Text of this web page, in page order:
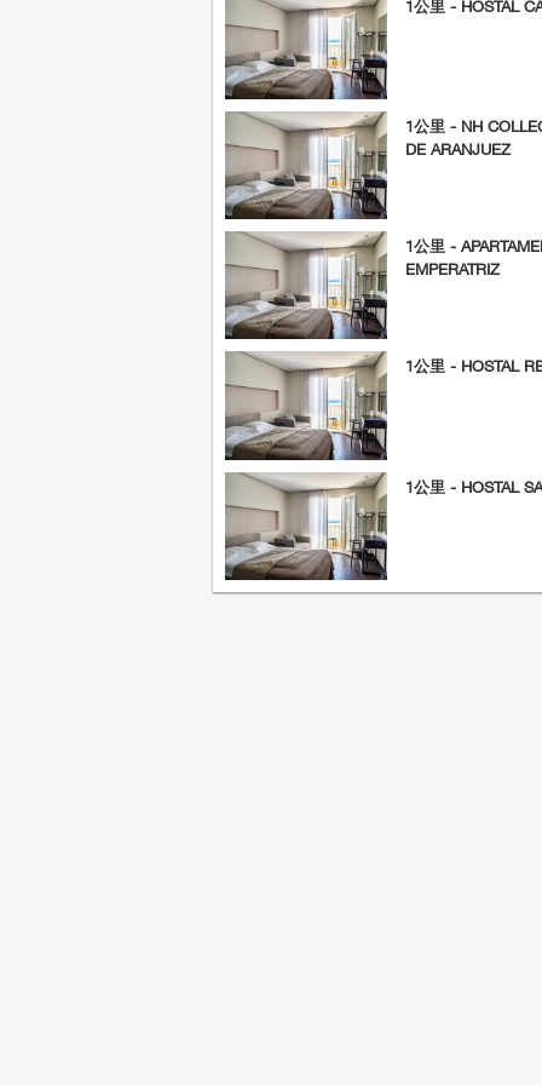
1公里 - HOSTAL
1公里 - NH
DE ARANJUEZ
1公里 -
EMPERATRIZ
1公里 - HOSTAL
1公里 - HOSTAL